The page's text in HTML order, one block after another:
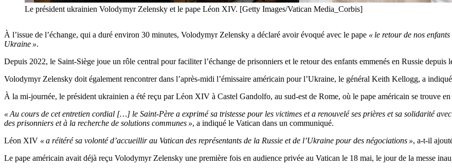
Le président ukrainien Volodymyr Zelensky et le pape Léon XIV. [Getty Images/Vatican Media_Corbis]
À l’issue de l’échange, qui a duré environ 30 minutes, Volodymyr Zelensky a déclaré avoir évoqué avec le pape « le retour de nos
Ukraine ».
Depuis 2022, le Saint-Siège joue un rôle central pour faciliter l’échange de prisonniers et le retour des enfants emmenés en Russie depuis
Volodymyr Zelensky doit également rencontrer dans l’après-midi l’émissaire américain pour l’Ukraine, le général Keith Kellogg, a
À la mi-journée, le président ukrainien a été reçu par Léon XIV à Castel Gandolfo, au sud-est de Rome, où le pape américain se trouve
« Au cours de cet entretien cordial […] le Saint-Père a exprimé sa tristesse pour les victimes et a renouvelé ses prières et sa solidarité
des prisonniers et à la recherche de solutions communes », a indiqué le Vatican dans un communiqué.
Léon XIV « a réitéré sa volonté d’accueillir au Vatican des représentants de la Russie et de l’Ukraine pour des négociations », a-t-il
Le pape américain avait déjà reçu Volodymyr Zelensky une première fois en audience privée au Vatican le 18 mai, le jour de la messe